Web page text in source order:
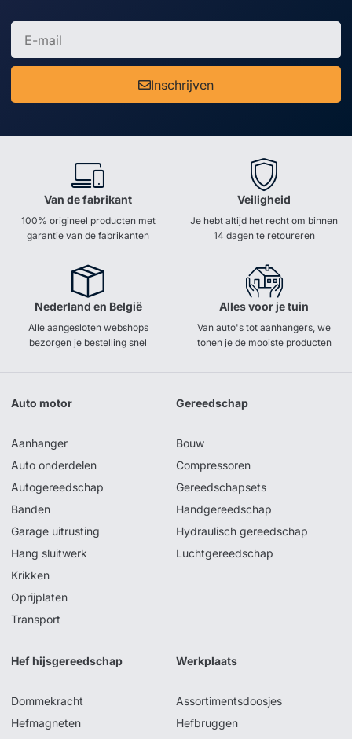
Inschrijven
Van de fabrikant
100% origineel producten met
garantie van de fabrikanten
Veiligheid
Je hebt altijd het recht om binnen
14 dagen te retoureren
Nederland en België
Alle aangesloten webshops
bezorgen je bestelling snel
Alles voor je tuin
Van auto's tot aanhangers, we
tonen je de mooiste producten
Auto motor
Aanhanger
Auto onderdelen
Autogereedschap
Banden
Garage uitrusting
Hang sluitwerk
Krikken
Oprijplaten
Transport
Gereedschap
Bouw
Compressoren
Gereedschapsets
Handgereedschap
Hydraulisch gereedschap
Luchtgereedschap
Hef hijsgereedschap
Dommekracht
Hefmagneten
Werkplaats
Assortimentsdoosjes
Hefbruggen